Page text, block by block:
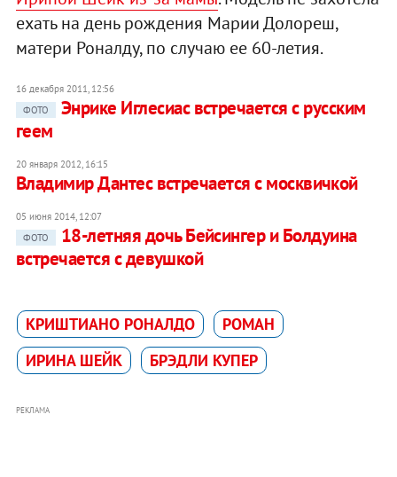
ехать на день рождения Марии Долореш,
матери Роналду, по случаю ее 60-летия.
16 декабря 2011, 12:56
ФОТО
Энрике Иглесиас встречается с русским
геем
20 января 2012, 16:15
Владимир Дантес встречается с москвичкой
05 июня 2014, 12:07
ФОТО
18-летняя дочь Бейсингер и Болдуина
встречается с девушкой
КРИШТИАНО РОНАЛДО
РОМАН
ИРИНА ШЕЙК
БРЭДЛИ КУПЕР
РЕКЛАМА